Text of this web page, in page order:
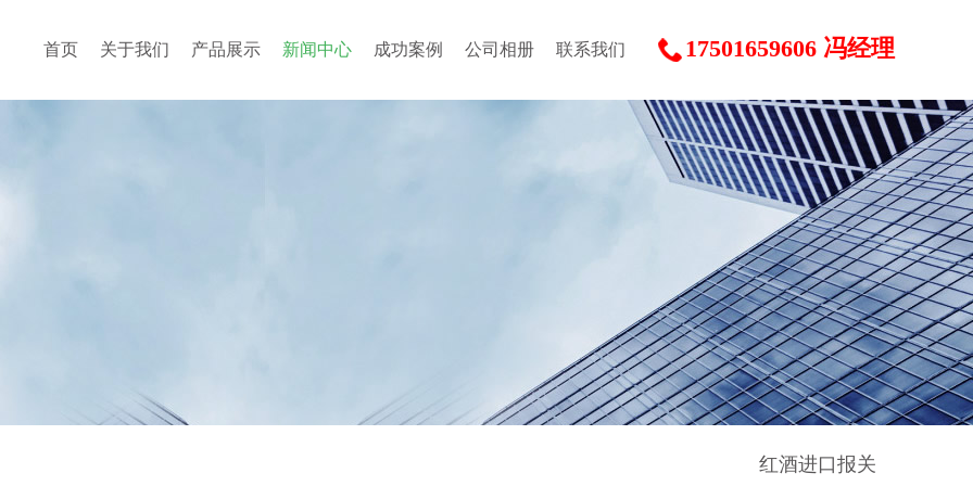
17501659606 冯经理
首页 关于我们 产品展示 新闻中心 成功案例 公司相册 联系我们
红酒进口报关